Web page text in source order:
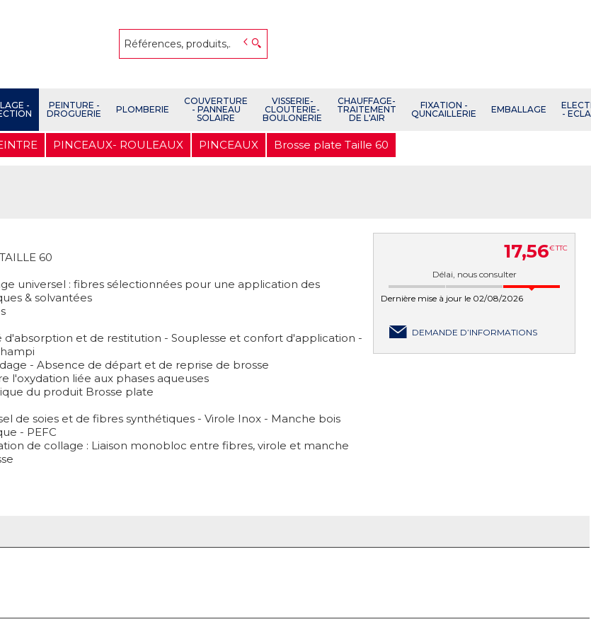
-
PEINTURE -
DROGUERIE
PLOMBERIE
COUVERTURE
- PANNEAU
SOLAIRE
VISSERIE-
CLOUTERIE-
BOULONERIE
CHAUFFAGE-
TRAITEMENT
DE L'AIR
FIXATION -
QUNCAILLERIE
EMBALLAGE
-
PINCEAUX- ROULEAUX PINCEAUX Brosse plate Taille 60
60
universel : fibres sélectionnées pour une application des
& solvantées
d'absorption et de restitution - Souplesse et confort d'application -
- Absence de départ et de reprise de brosse
l'oxydation liée aux phases aqueuses
du produit Brosse plate
de soies et de fibres synthétiques - Virole Inox - Manche bois
- PEFC
de collage : Liaison monobloc entre fibres, virole et manche
17,56€TTC
Délai, nous consulter
Dernière mise à jour le 02/08/2026
DEMANDE D’INFORMATIONS